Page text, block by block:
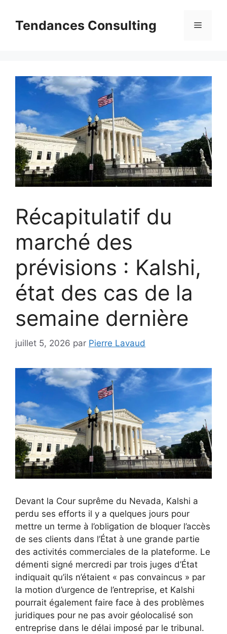
contenuTendances Consulting Menu
Récapitulatif du
marché des
prévisions : Kalshi,
état des cas de la
semaine dernière
juillet 5, 2026 par Pierre Lavaud
Devant la Cour suprême du Nevada, Kalshi a
perdu ses efforts il y a quelques jours pour
mettre un terme à l’obligation de bloquer l’accès
de ses clients dans l’État à une grande partie
des activités commerciales de la plateforme. Le
démenti signé mercredi par trois juges d’État
indiquait qu’ils n’étaient « pas convaincus » par
la motion d’urgence de l’entreprise, et Kalshi
pourrait également faire face à des problèmes
juridiques pour ne pas avoir géolocalisé son
entreprise dans le délai imposé par le tribunal.